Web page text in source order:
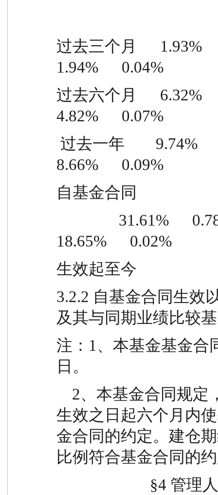
过去三个月      1.93%
1.94%      0.04%
过去六个月      6.32%
4.82%      0.07%
8.66%      0.09%
自基金合同
18.65%      0.02%
生效起至今
3.2.2 自基金合同生效
及其与同期业绩比较
注：1、本基金基金合
日。
生效之日起六个月内
金合同的约定。建仓
比例符合基金合同的